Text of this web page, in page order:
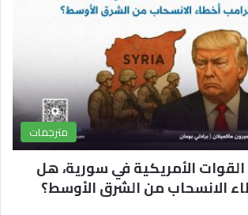
ك
u
b
e
ا
م
مترجمات
الأمريكية في سورية، هل
الانسحاب من الشرق الأوسط؟